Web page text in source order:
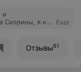
и
Скорины, я не
Еще
Отзывы61